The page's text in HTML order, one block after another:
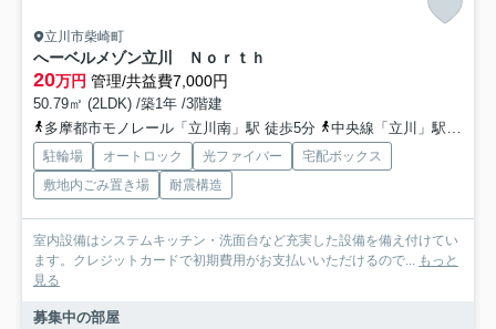
立川市柴崎町
へーベルメゾン立川 Ｎｏｒｔｈ
20万円 管理/共益費7,000円
50.79㎡ (2LDK) /築1年 /3階建
多摩都市モノレール「立川南」駅 徒歩5分
中央線「立川」駅 徒歩7分
駐輪場 オートロック 光ファイバー
宅配ボックス
敷地内ごみ置き場
耐震構造
室内設備はシステムキッチン・洗面台など充実した設備を備え付けてい
ます。クレジットカードで初期費用がお支払いいただけるので... もっと
見る
募集中の部屋